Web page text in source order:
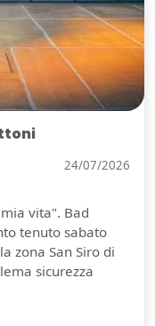
24/07/2026
vita". Bad
tenuto sabato
zona San Siro di
sicurezza